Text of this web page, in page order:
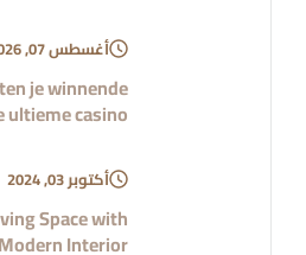
أغسطس 07, 2026
je winnende
ultieme casino
أكتوبر 03, 2024
Space with
Modern Interior